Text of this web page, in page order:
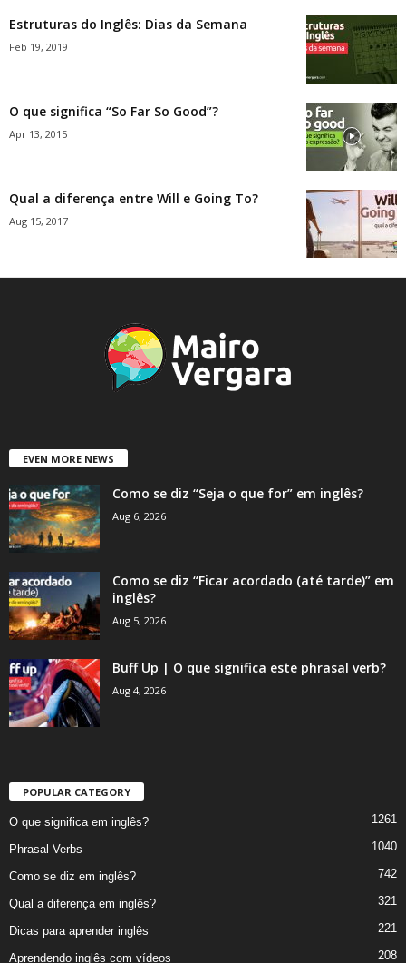
Estruturas do Inglês: Dias da Semana
Feb 19, 2019
O que significa “So Far So Good”?
Apr 13, 2015
Qual a diferença entre Will e Going To?
Aug 15, 2017
EVEN MORE NEWS
Como se diz “Seja o que for” em inglês?
Aug 6, 2026
Como se diz “Ficar acordado (até tarde)” em
inglês?
Aug 5, 2026
Buff Up | O que significa este phrasal verb?
Aug 4, 2026
POPULAR CATEGORY
O que significa em inglês? 1261
Phrasal Verbs 1040
Como se diz em inglês? 742
Qual a diferença em inglês? 321
Dicas para aprender inglês 221
Aprendendo inglês com vídeos 208